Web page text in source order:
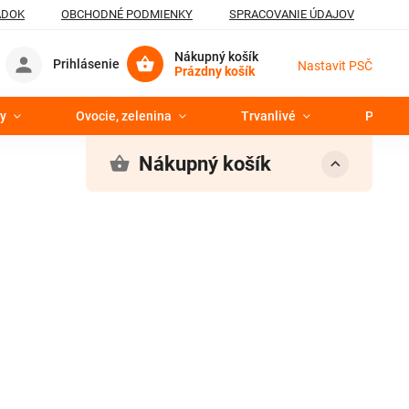
OBCHODNÉ PODMIENKY SPRACOVANIE ÚDAJOV
Nákupný košík
Prázdny košík
Nastavit PSČ
Prihlásenie
Ovocie, zelenina Trvanlivé
Nákupný košík